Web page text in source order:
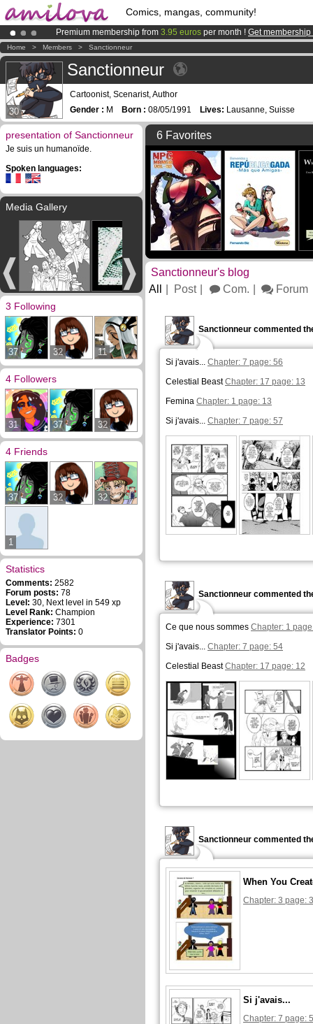
Comics, mangas, community!
Premium membership from 3.95 euros per month ! Get membership
AmilovaKickstarter is now LIVE!.
Already 134393membersand 1208comics & mangas!.
Home > Members > Sanctionneur
30
Sanctionneur
Cartoonist, Scenarist, Author
Gender : M Born : 08/05/1991 Lives: Lausanne, Suisse
presentation of Sanctionneur
Je suis un humanoïde.
Spoken languages:
Media Gallery
3 Following
37 32 11
4 Followers
31 37 32
4 Friends
37 32 32
1
Statistics
Comments: 2582
Forum posts: 78
Level: 30, Next level in 549 xp
Level Rank: Champion
Experience: 7301
Translator Points: 0
Badges
6 Favorites
Sanctionneur's blog
All
Post Com. Forum
Sanctionneur commented
Si j'avais... Chapter: 7 page: 56
Celestial BeastChapter: 17 page: 13
Femina Chapter: 1 page: 13
Si j'avais... Chapter: 7 page: 57
Sanctionneur commented
Ce que nous sommes Chapter: 1
Si j'avais... Chapter: 7 page: 54
Celestial BeastChapter: 17 page: 12
Sanctionneur commented
When You
Chapter: 3 page: 3
Si j'avais...
Chapter: 7 page: